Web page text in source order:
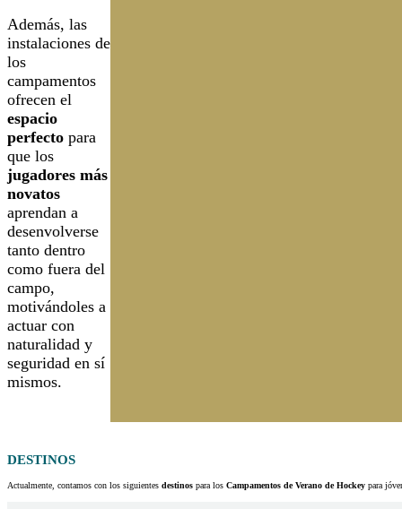
Además, las
instalaciones de
los
campamentos
ofrecen el
espacio
perfecto para
que los
jugadores más
novatos
aprendan a
desenvolverse
tanto dentro
como fuera del
campo,
motivándoles a
actuar con
naturalidad y
seguridad en sí
mismos.
DESTINOS
Actualmente, contamos con los siguientes destinos para los Campamentos de Verano de Hockey para